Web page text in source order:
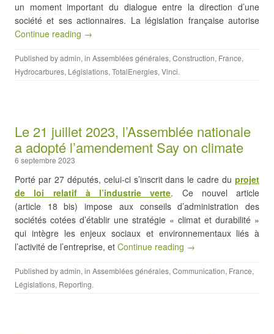
un moment important du dialogue entre la direction d’une
société et ses actionnaires. La législation française autorise
Continue reading →
Published byadmin, in Assemblées générales, Construction, France,
Hydrocarbures, Législations, TotalEnergies, Vinci.
Le 21 juillet 2023, l’Assemblée nationale
a adopté l’amendement Say on climate
6 septembre 2023
Porté par 27 députés, celui-ci s’inscrit dans le cadre du projet
de loi relatif à l’industrie verte. Ce nouvel article
(article 18 bis) impose aux conseils d’administration des
sociétés cotées d’établir une stratégie « climat et durabilité »
qui intègre les enjeux sociaux et environnementaux liés à
l’activité de l’entreprise, et Continue reading →
Published byadmin, in Assemblées générales, Communication, France,
Législations, Reporting.